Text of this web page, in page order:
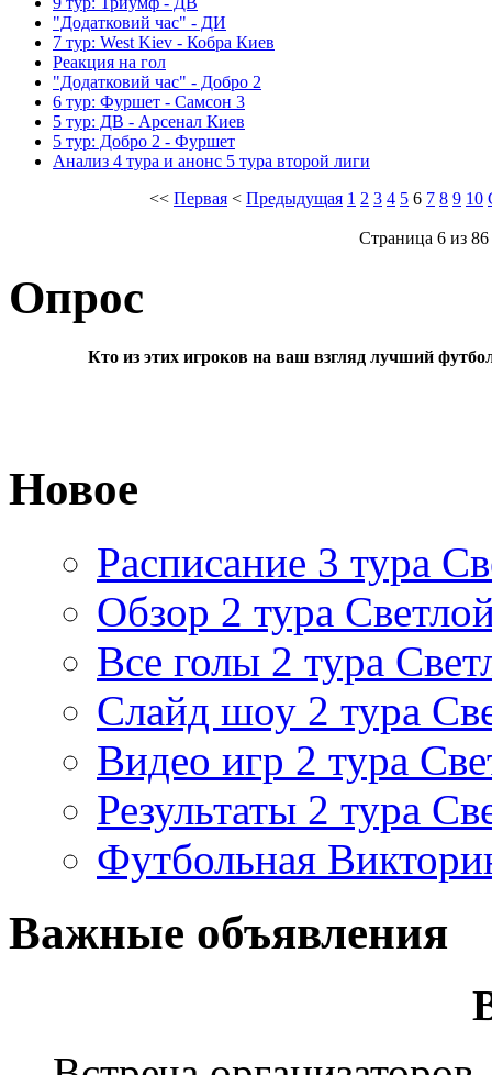
"Додатковий час" - ДИ
7 тур: West Kiev - Кобра Киев
Реакция на гол
"Додатковий час" - Добро 2
6 тур: Фуршет - Самсон 3
5 тур: ДВ - Арсенал Киев
5 тур: Добро 2 - Фуршет
Анализ 4 тура и анонс 5 тура второй лиги
<< Первая < Предыдущая 1 2 3 4 5 6 7 8 9 10
Страница 6 из 86
Опрос
Кто из этих игроков на ваш взгляд лучший
Новое
Расписание 3 тура
Обзор 2 тура
Все голы 2 тура
Слайд шоу 2 тура
Видео игр 2 тура
Результаты 2 тура
Футбольная
Важные объявления